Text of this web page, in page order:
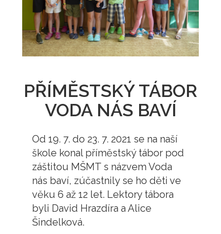
PŘÍMĚSTSKÝ TÁBOR
VODA NÁS BAVÍ
Od 19. 7. do 23. 7. 2021 se na naší
škole konal příměstský tábor pod
záštitou MŠMT s názvem Voda
nás baví, zúčastnily se ho děti ve
věku 6 až 12 let. Lektory tábora
byli David Hrazdíra a Alice
Šindelková.